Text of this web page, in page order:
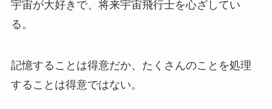
宇宙が大好きで、将来宇宙飛行士を心ざしてい
る。
記憶することは得意だか、たくさんのことを処理
することは得意ではない。